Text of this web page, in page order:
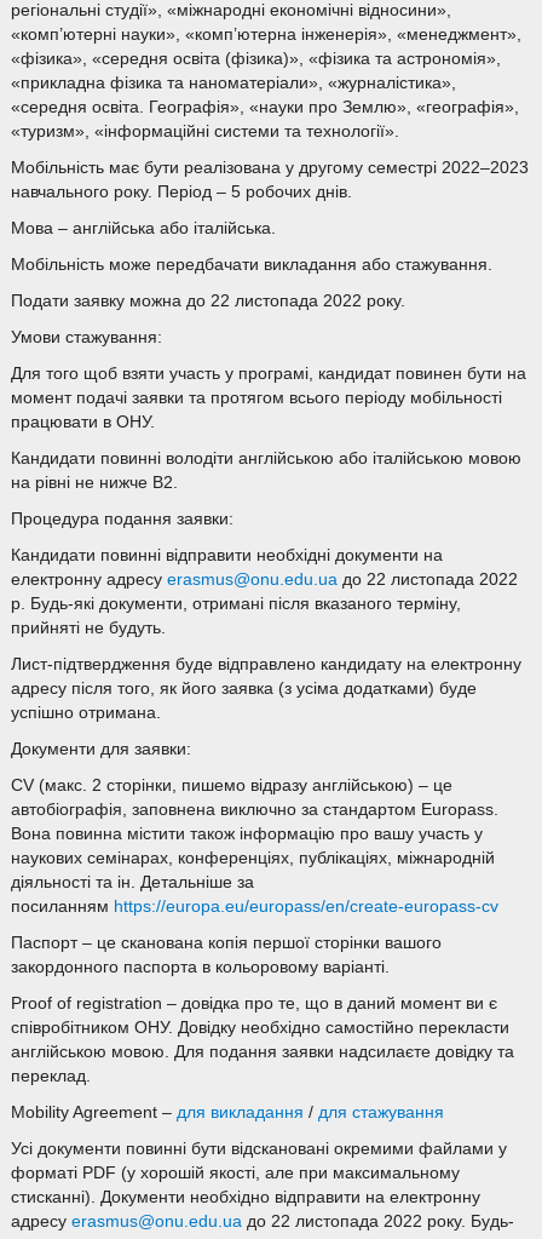
регіональні студії», «міжнародні економічні відносини»,
«комп’ютерні науки», «комп’ютерна інженерія», «менеджмент»,
«фізика», «середня освіта (фізика)», «фізика та астрономія»,
«прикладна фізика та наноматеріали», «журналістика»,
«середня освіта. Географія», «науки про Землю», «географія»,
«туризм», «інформаційні системи та технології».
Мобільність має бути реалізована у другому семестрі 2022–2023
навчального року. Період – 5 робочих днів.
Мова – англійська або італійська.
Мобільність може передбачати викладання або стажування.
Подати заявку можна до 22 листопада 2022 року.
Умови стажування:
Для того щоб взяти участь у програмі, кандидат повинен бути на
момент подачі заявки та протягом всього періоду мобільності
працювати в ОНУ.
Кандидати повинні володіти англійською або італійською мовою
на рівні не нижче В2.
Процедура подання заявки:
Кандидати повинні відправити необхідні документи на
електронну адресу erasmus@onu.edu.uaдо 22 листопада 2022
р. Будь-які документи, отримані після вказаного терміну,
прийняті не будуть.
Лист-підтвердження буде відправлено кандидату на електронну
адресу після того, як його заявка (з усіма додатками) буде
успішно отримана.
Документи для заявки:
CV (макс. 2 сторінки, пишемо відразу англійською) – це
автобіографія, заповнена виключно за стандартом Europass.
Вона повинна містити також інформацію про вашу участь у
наукових семінарах, конференціях, публікаціях, міжнародній
діяльності та ін. Детальніше за
посиланням https://europa.eu/europass/en/create-europass-cv
Паспорт – це сканована копія першої сторінки вашого
закордонного паспорта в кольоровому варіанті.
Proof of registration – довідка про те, що в даний момент ви є
співробітником ОНУ. Довідку необхідно самостійно перекласти
англійською мовою. Для подання заявки надсилаєте довідку та
переклад.
Mobility Agreement – для викладання / для стажування
Усі документи повинні бути відскановані окремими файлами у
форматі PDF (у хорошій якості, але при максимальному
стисканні). Документи необхідно відправити на електронну
адресу erasmus@onu.edu.uaдо 22 листопада 2022 року. Будь-